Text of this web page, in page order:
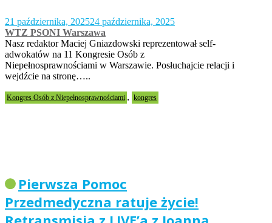
21 października, 202524 października, 2025
WTZ PSONI Warszawa
Nasz redaktor Maciej Gniazdowski reprezentował self-
adwokatów na 11 Kongresie Osób z
Niepełnosprawnościami w Warszawie. Posłuchajcie relacji i
wejdźcie na stronę…..
Kongres Osób z Niepełnosprawnościami , kongres
Pierwsza Pomoc
Przedmedyczna ratuje życie!